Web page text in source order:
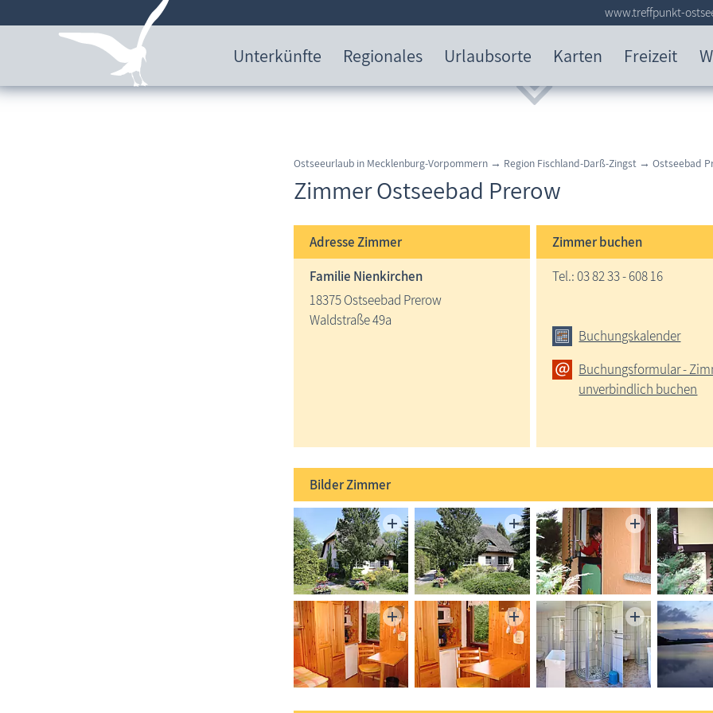
Unterkünfte Regionales Urlaubsorte Karten Freizeit
www.treffpunkt-
Ostseeurlaub in Mecklenburg-Vorpommern → Region Fischland-Darß-Zingst → Ostseebad
Zimmer Ostseebad Prerow
AdresseZimmer
Familie Nienkirchen
18375 Ostseebad Prerow
Waldstraße 49a
Zimmer buchen
Tel.: 03 82 33 - 608 16
Buchungskalender
Buchungsformular -
unverbindlich buchen
BilderZimmer